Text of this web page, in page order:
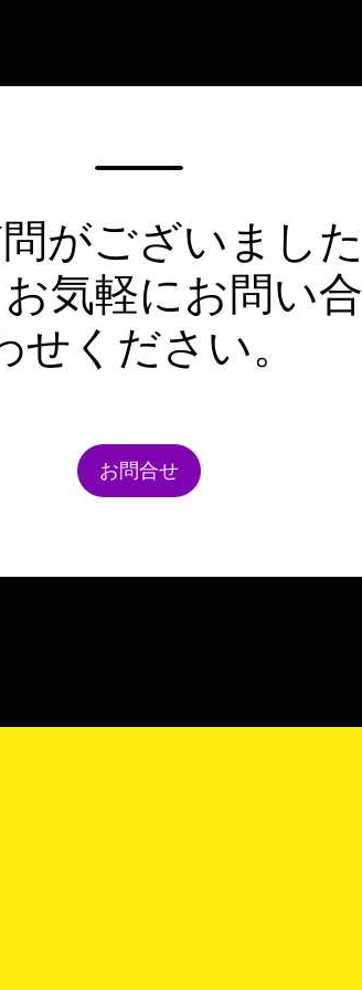
がございました
気軽にお問い合
せください。
お問合せ